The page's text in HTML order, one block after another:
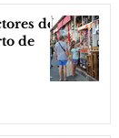
del
de